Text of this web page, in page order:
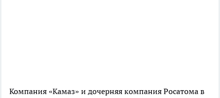
Компания «Камаз» и дочерняя компания Росатома в